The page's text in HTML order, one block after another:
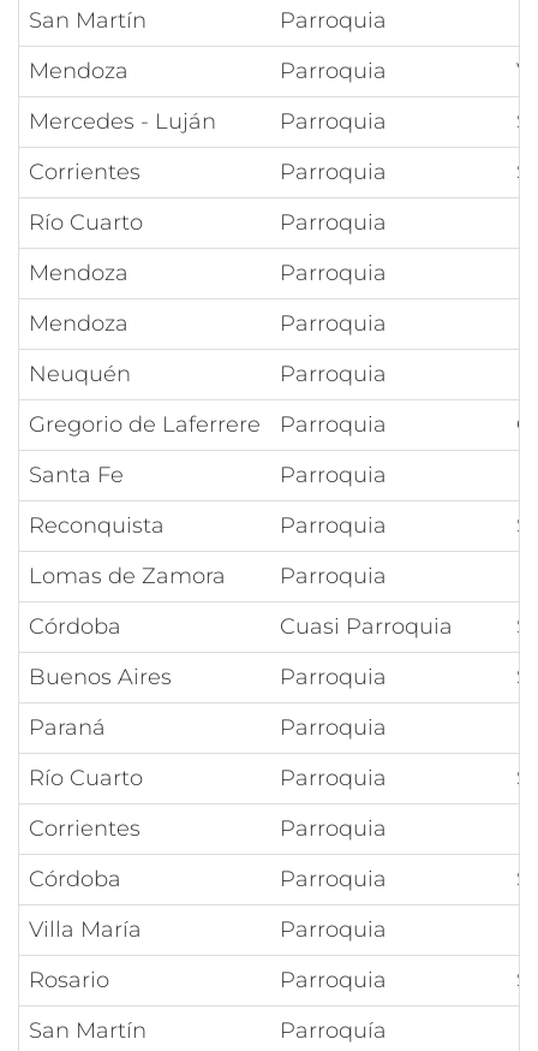
San Martín Parroquia
Mendoza
Parroquia
Mercedes - Luján
Parroquia
Corrientes
Parroquia
Río Cuarto
Parroquia
Mendoza
Parroquia
Mendoza
Parroquia
Neuquén
Parroquia
Gregorio de Laferrere
Parroquia
Santa Fe
Parroquia
Reconquista
Parroquia
Lomas de Zamora
Parroquia
Córdoba
Cuasi Parroquia
Buenos Aires
Parroquia
Paraná
Parroquia
Río Cuarto
Parroquia
Corrientes
Parroquia
Córdoba
Parroquia
Villa María
Parroquia
Rosario
Parroquia
San Martín
Parroquía